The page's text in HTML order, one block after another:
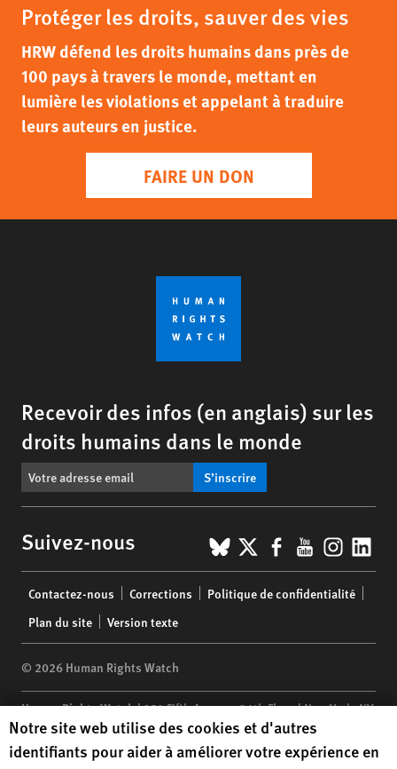
Protéger les droits, sauver des vies
HRW défend les droits humains dans près de
100 pays à travers le monde, mettant en
lumière les violations et appelant à traduire
leurs auteurs en justice.
FAIRE UN DON
Recevoir des infos (en anglais) sur les
droits humains dans le monde
S’inscrire
Suivez-nous BlueSky
X Facebook
YouTube
menu
Contactez-nous Corrections
Politique de confidentialité
Plan du site
Version texte
© 2026 Human Rights Watch
Human Rights Watch| 350 Fifth Avenue, 34th Floor | New York,NY
10118-3299USA |t1.212.290.4700
Human Rights Watchis a 501(C)(3) nonprofit registered in the US
Human Rights Watch cookie preferences
Notre site web utilise des cookies et d'autres
identifiants pour aider à améliorer votre expérience en